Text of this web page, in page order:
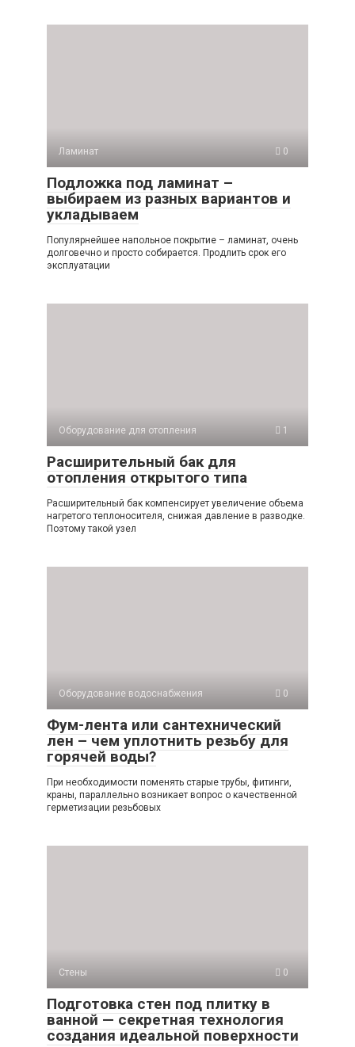
Ламинат 0
Подложка под ламинат –
выбираем из разных вариантов и
укладываем
Популярнейшее напольное покрытие – ламинат, очень
долговечно и просто собирается. Продлить срок его
эксплуатации
Оборудование для отопления 1
Расширительный бак для
отопления открытого типа
Расширительный бак компенсирует увеличение объема
нагретого теплоносителя, снижая давление в разводке.
Поэтому такой узел
Оборудование водоснабжения 0
Фум-лента или сантехнический
лен – чем уплотнить резьбу для
горячей воды?
При необходимости поменять старые трубы, фитинги,
краны, параллельно возникает вопрос о качественной
герметизации резьбовых
Стены 0
Подготовка стен под плитку в
ванной — секретная технология
создания идеальной поверхности